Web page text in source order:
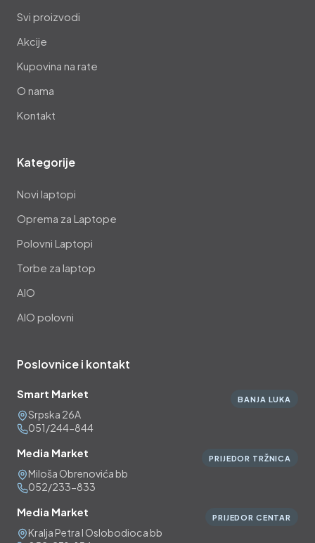
Svi proizvodi
Akcije
Kupovina na rate
O nama
Kontakt
Kategorije
Novi laptopi
Oprema za Laptope
Polovni Laptopi
Torbe za laptop
AIO
AIO polovni
Poslovnice i kontakt
Smart Market BANJA LUKA
Srpska 26A
051/244-844
Media Market PRIJEDOR TRŽNICA
Miloša Obrenovića bb
052/233-833
Media Market PRIJEDOR CENTAR
Kralja Petra I Oslobodioca bb